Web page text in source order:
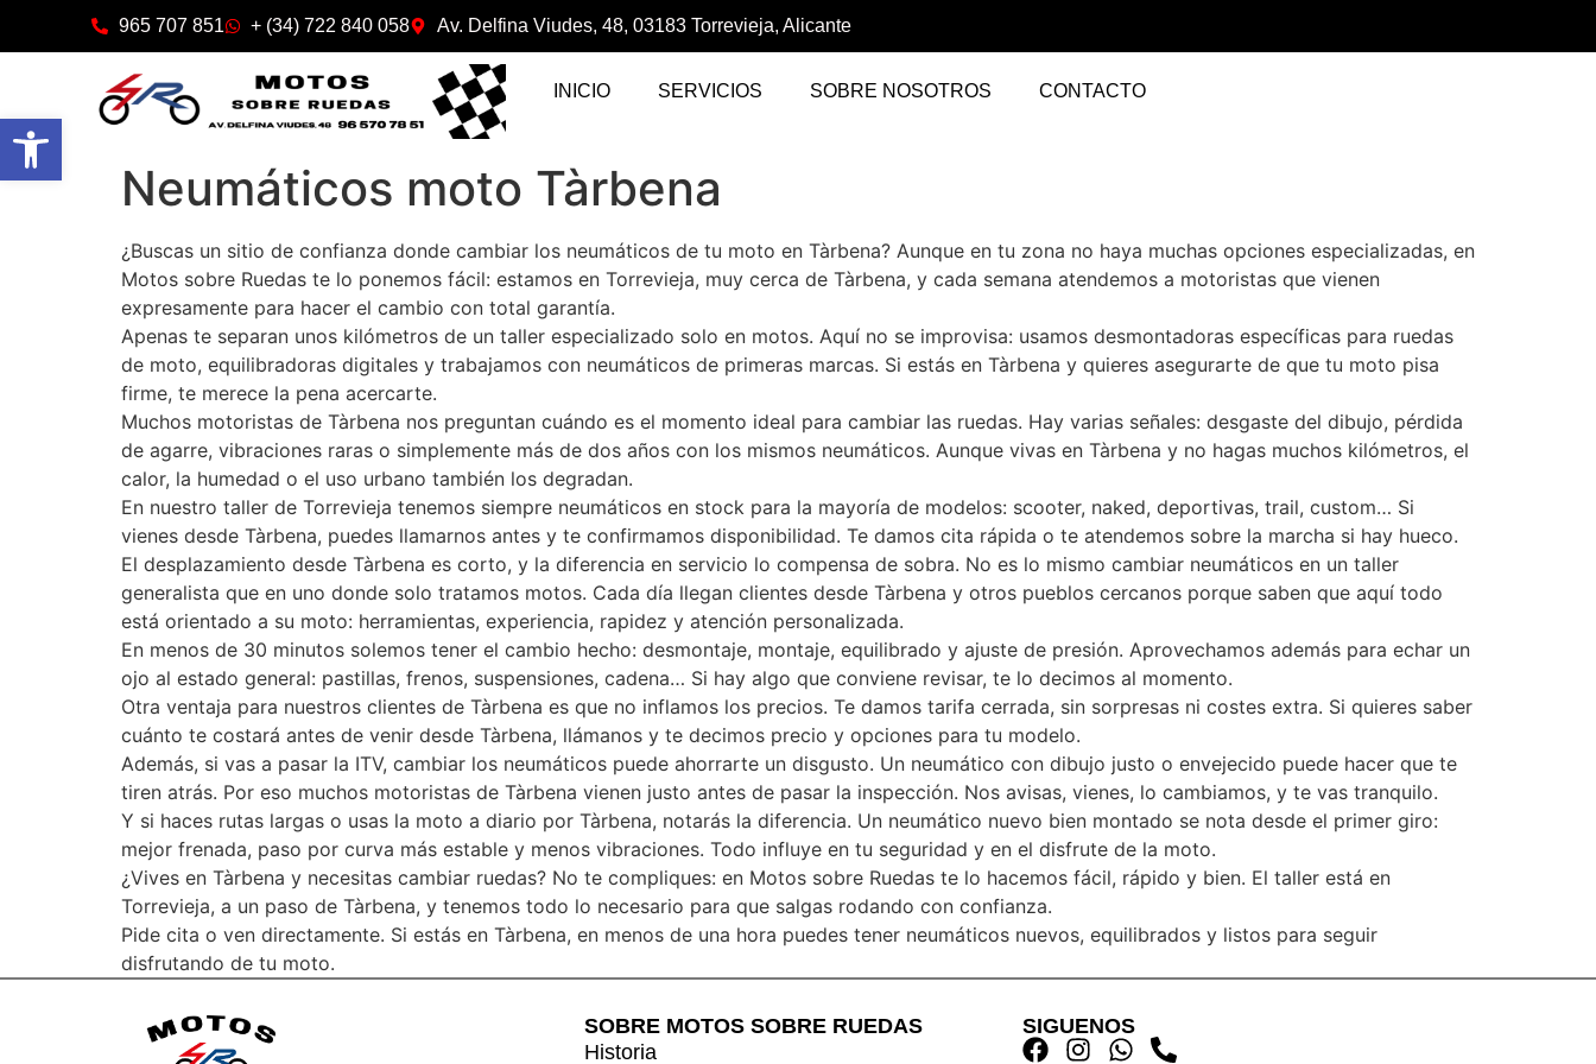
Abrir barra de herramientas
965 707 851 + (34) 722 840 058 Av. Delfina Viudes, 48, 03183 Torrevieja, Alicante
INICIO SERVICIOS SOBRE NOSOTROS CONTACTO
Neumáticos moto Tàrbena
¿Buscas un sitio de confianza donde cambiar los neumáticos de tu moto en Tàrbena? Aunque en tu zona no haya muchas opciones especializadas, en
Motos sobre Ruedas te lo ponemos fácil: estamos en Torrevieja, muy cerca de Tàrbena, y cada semana atendemos a motoristas que vienen
expresamente para hacer el cambio con total garantía.
Apenas te separan unos kilómetros de un taller especializado solo en motos. Aquí no se improvisa: usamos desmontadoras específicas para ruedas
de moto, equilibradoras digitales y trabajamos con neumáticos de primeras marcas. Si estás en Tàrbena y quieres asegurarte de que tu moto pisa
firme, te merece la pena acercarte.
Muchos motoristas de Tàrbena nos preguntan cuándo es el momento ideal para cambiar las ruedas. Hay varias señales: desgaste del dibujo, pérdida
de agarre, vibraciones raras o simplemente más de dos años con los mismos neumáticos. Aunque vivas en Tàrbena y no hagas muchos kilómetros, el
calor, la humedad o el uso urbano también los degradan.
En nuestro taller de Torrevieja tenemos siempre neumáticos en stock para la mayoría de modelos: scooter, naked, deportivas, trail, custom… Si
vienes desde Tàrbena, puedes llamarnos antes y te confirmamos disponibilidad. Te damos cita rápida o te atendemos sobre la marcha si hay hueco.
El desplazamiento desde Tàrbena es corto, y la diferencia en servicio lo compensa de sobra. No es lo mismo cambiar neumáticos en un taller
generalista que en uno donde solo tratamos motos. Cada día llegan clientes desde Tàrbena y otros pueblos cercanos porque saben que aquí todo
está orientado a su moto: herramientas, experiencia, rapidez y atención personalizada.
En menos de 30 minutos solemos tener el cambio hecho: desmontaje, montaje, equilibrado y ajuste de presión. Aprovechamos además para echar un
ojo al estado general: pastillas, frenos, suspensiones, cadena… Si hay algo que conviene revisar, te lo decimos al momento.
Otra ventaja para nuestros clientes de Tàrbena es que no inflamos los precios. Te damos tarifa cerrada, sin sorpresas ni costes extra. Si quieres saber
cuánto te costará antes de venir desde Tàrbena, llámanos y te decimos precio y opciones para tu modelo.
Además, si vas a pasar la ITV, cambiar los neumáticos puede ahorrarte un disgusto. Un neumático con dibujo justo o envejecido puede hacer que te
tiren atrás. Por eso muchos motoristas de Tàrbena vienen justo antes de pasar la inspección. Nos avisas, vienes, lo cambiamos, y te vas tranquilo.
Y si haces rutas largas o usas la moto a diario por Tàrbena, notarás la diferencia. Un neumático nuevo bien montado se nota desde el primer giro:
mejor frenada, paso por curva más estable y menos vibraciones. Todo influye en tu seguridad y en el disfrute de la moto.
¿Vives en Tàrbena y necesitas cambiar ruedas? No te compliques: en Motos sobre Ruedas te lo hacemos fácil, rápido y bien. El taller está en
Torrevieja, a un paso de Tàrbena, y tenemos todo lo necesario para que salgas rodando con confianza.
Pide cita o ven directamente. Si estás en Tàrbena, en menos de una hora puedes tener neumáticos nuevos, equilibrados y listos para seguir
disfrutando de tu moto.
SOBRE MOTOS SOBRE RUEDAS
Historia
SIGUENOS